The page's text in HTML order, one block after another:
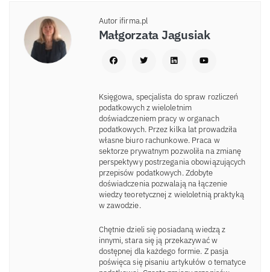
Autor ifirma.pl
Małgorzata Jagusiak
Księgowa, specjalista do spraw rozliczeń
podatkowych z wieloletnim
doświadczeniem pracy w organach
podatkowych. Przez kilka lat prowadziła
własne biuro rachunkowe. Praca w
sektorze prywatnym pozwoliła na zmianę
perspektywy postrzegania obowiązujących
przepisów podatkowych. Zdobyte
doświadczenia pozwalają na łączenie
wiedzy teoretycznej z wieloletnią praktyką
w zawodzie.
Chętnie dzieli się posiadaną wiedzą z
innymi, stara się ją przekazywać w
dostępnej dla każdego formie. Z pasja
poświęca się pisaniu artykułów o tematyce